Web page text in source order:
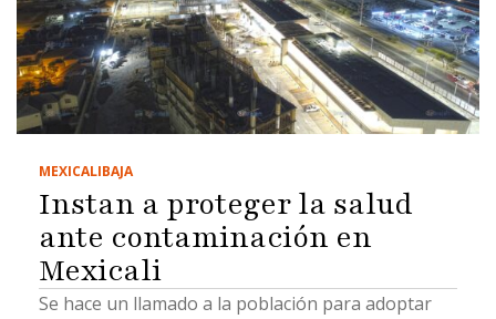
MEXICALIBAJA
Instan a proteger la salud
ante contaminación en
Mexicali
Se hace un llamado a la población para adoptar